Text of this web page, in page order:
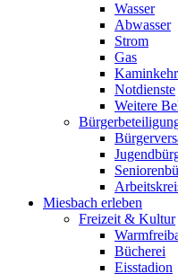
Wasser
Abwasser
Strom
Gas
Notdienste
Weitere
Miesbach erleben
Freizeit & Kultur
Bücherei
Eisstadion